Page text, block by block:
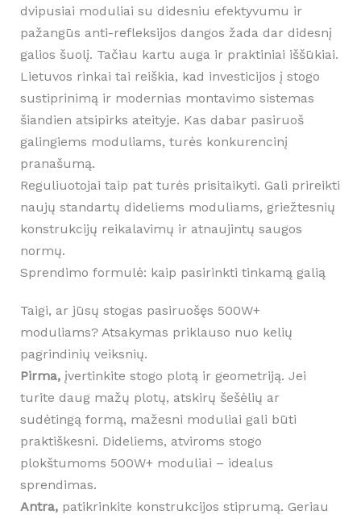
dvipusiai moduliai su didesniu efektyvumu ir
pažangūs anti-refleksijos dangos žada dar didesnį
galios šuolį. Tačiau kartu auga ir praktiniai iššūkiai.
Lietuvos rinkai tai reiškia, kad investicijos į stogo
sustiprinimą ir modernias montavimo sistemas
šiandien atsipirks ateityje. Kas dabar pasiruoš
galingiems moduliams, turės konkurencinį
pranašumą.
Reguliuotojai taip pat turės prisitaikyti. Gali prireikti
naujų standartų dideliems moduliams, griežtesnių
konstrukcijų reikalavimų ir atnaujintų saugos
normų.
Sprendimo formulė: kaip pasirinkti tinkamą galią
Taigi, ar jūsų stogas pasiruošęs 500W+
moduliams? Atsakymas priklauso nuo kelių
pagrindinių veiksnių.
Pirma,įvertinkite stogo plotą ir geometriją. Jei
turite daug mažų plotų, atskirų šešėlių ar
sudėtingą formą, mažesni moduliai gali būti
praktiškesni. Dideliems, atviroms stogo
plokštumoms 500W+ moduliai – idealus
sprendimas.
Antra,patikrinkite konstrukcijos stiprumą. Geriau